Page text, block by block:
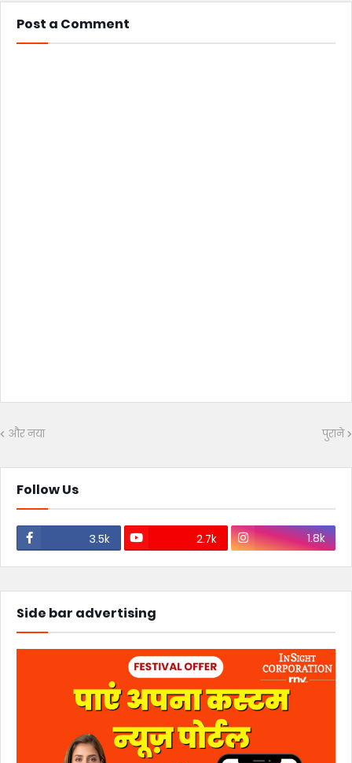
Post a Comment
और नया पुराने
Follow Us
3.5k 2.7k 1.8k
Side bar advertising